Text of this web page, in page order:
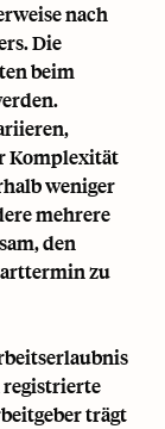
nach
Die
beim
Komplexität
weniger
mehrere
den
zu
registrierte
trägt